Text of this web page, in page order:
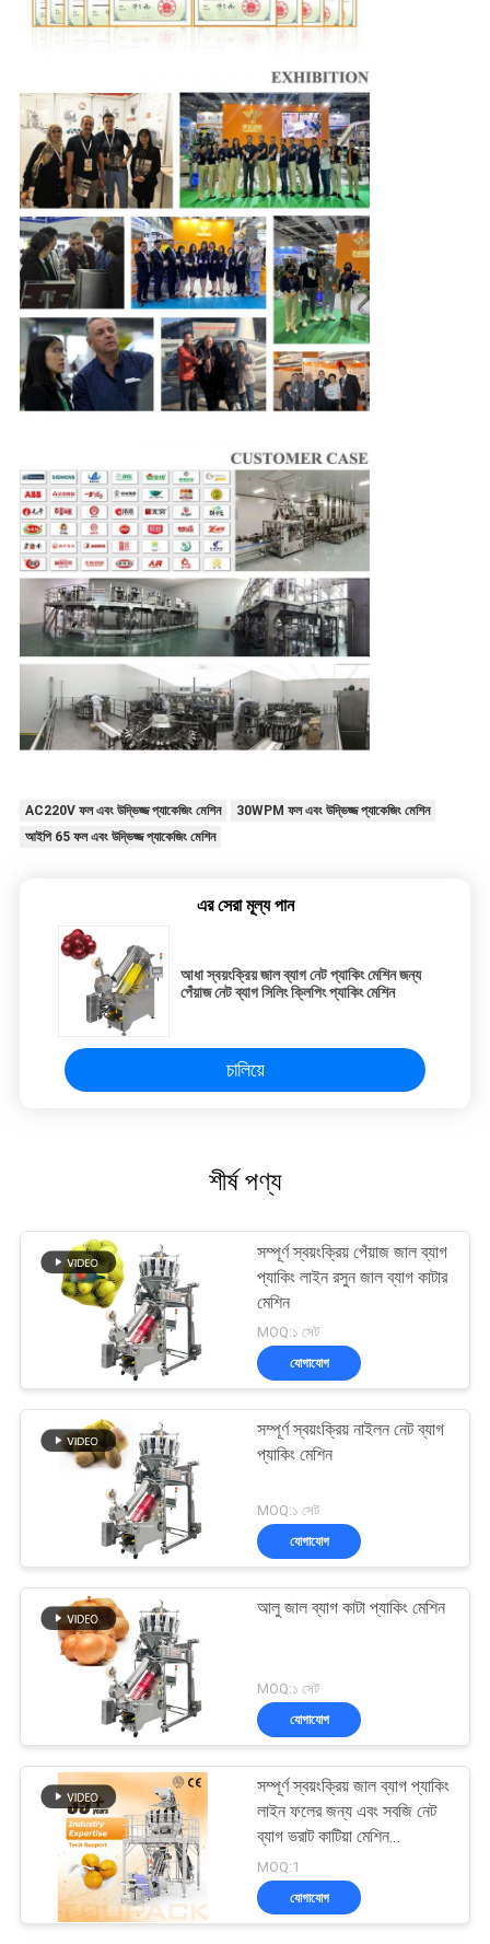
AC220V ফল এবং উদ্ভিজ্জ প্যাকেজিং মেশিন
30WPM ফল এবং উদ্ভিজ্জ প্যাকেজিং মেশিন
আইপি 65 ফল এবং উদ্ভিজ্জ প্যাকেজিং মেশিন
এর সেরা মূল্য পান
আধা স্বয়ংক্রিয় জাল ব্যাগ নেট প্যাকিং মেশিন জন্য
পেঁয়াজ নেট ব্যাগ সিলিং ক্লিপিং প্যাকিং মেশিন
চালিয়ে
শীর্ষ পণ্য
সম্পূর্ণ স্বয়ংক্রিয় পেঁয়াজ জাল ব্যাগ
প্যাকিং লাইন রসুন জাল ব্যাগ কাটার
মেশিন
MOQ:১ সেট
যোগাযোগ
সম্পূর্ণ স্বয়ংক্রিয় নাইলন নেট ব্যাগ
প্যাকিং মেশিন
MOQ:১ সেট
যোগাযোগ
আলু জাল ব্যাগ কাটা প্যাকিং মেশিন
MOQ:১ সেট
যোগাযোগ
সম্পূর্ণ স্বয়ংক্রিয় জাল ব্যাগ প্যাকিং
লাইন ফলের জন্য এবং সবজি নেট
ব্যাগ ভরাট কাটিয়া মেশিন
Mtulihead ওজন সঙ্গে
MOQ:1
যোগাযোগ